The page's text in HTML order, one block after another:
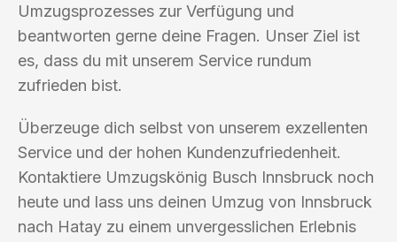
Umzugsprozesses zur Verfügung und
beantworten gerne deine Fragen. Unser Ziel ist
es, dass du mit unserem Service rundum
zufrieden bist.
Überzeuge dich selbst von unserem exzellenten
Service und der hohen Kundenzufriedenheit.
Kontaktiere Umzugskönig Busch Innsbruck noch
heute und lass uns deinen Umzug von Innsbruck
nach Hatay zu einem unvergesslichen Erlebnis